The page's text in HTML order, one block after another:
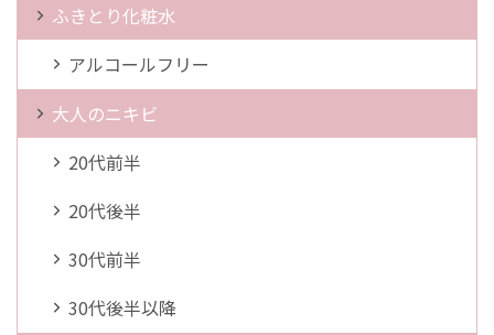
ふきとり化粧水
アルコールフリー
大人のニキビ
20代前半
20代後半
30代前半
30代後半以降